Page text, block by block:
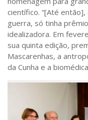
científico. “[Até então],
guerra, só tinha
idealizadora. Em
sua quinta edição,
Mascarenhas, a
da Cunha e a